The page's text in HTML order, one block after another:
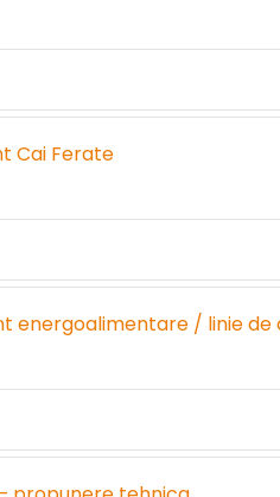
Cai Ferate
energoalimentare / linie